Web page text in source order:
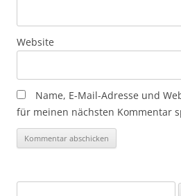
Website
Name, E-Mail-Adresse und
für meinen nächsten Kommentar